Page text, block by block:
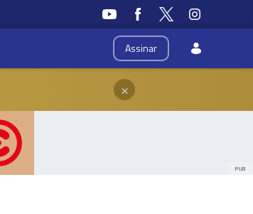
Assinar
×
PUB